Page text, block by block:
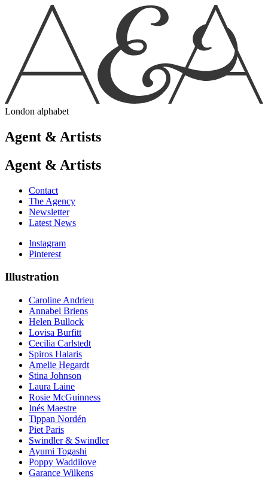
London alphabet
Agent & Artists
Agent & Artists
Contact
The Agency
Newsletter
Latest News
Instagram
Pinterest
Illustration
Caroline Andrieu
Annabel Briens
Helen Bullock
Lovisa Burfitt
Cecilia Carlstedt
Spiros Halaris
Amelie Hegardt
Stina Johnson
Laura Laine
Rosie McGuinness
Inés Maestre
Tippan Nordén
Piet Paris
Swindler & Swindler
Ayumi Togashi
Poppy Waddilove
Garance Wilkens